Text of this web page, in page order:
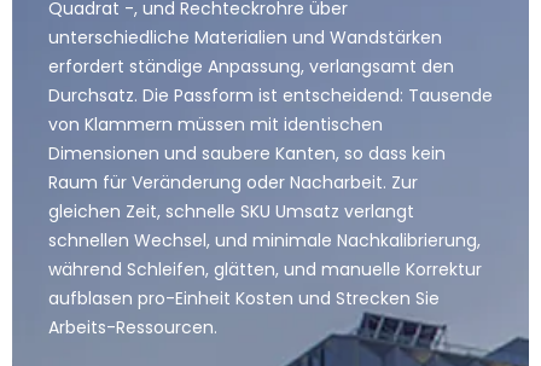
Quadrat -, und Rechteckrohre über
unterschiedliche Materialien und Wandstärken
erfordert ständige Anpassung, verlangsamt den
Durchsatz. Die Passform ist entscheidend: Tausende
von Klammern müssen mit identischen
Dimensionen und saubere Kanten, so dass kein
Raum für Veränderung oder Nacharbeit. Zur
gleichen Zeit, schnelle SKU Umsatz verlangt
schnellen Wechsel, und minimale Nachkalibrierung,
während Schleifen, glätten, und manuelle Korrektur
aufblasen pro-Einheit Kosten und Strecken Sie
Arbeits-Ressourcen.